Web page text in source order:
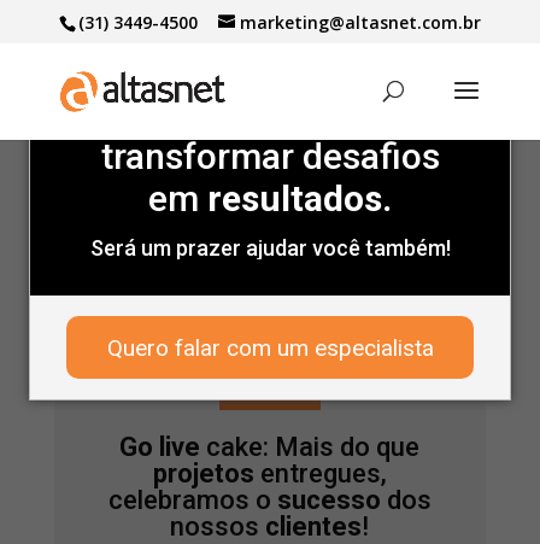
Marcas de peso
confiam
transformar desafios
em resultados.
Será um prazer ajudar você também!
Quero falar com um especialista
(31) 3449-4500 marketing@altasnet.com.br

Go live cake: Mais do que
projetos entregues,
celebramos o sucesso dos
nossos clientes!